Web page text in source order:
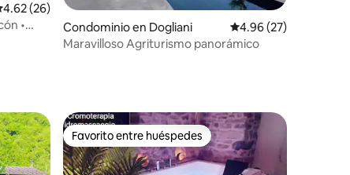
promedio: 4.62 de 5; 26 evaluaciones
4.62 (26)
•
Condominio en Dogliani Calificación
4.96 (27)
Maravilloso Agriturismo panorámico
Favorito entre huéspedes
Favorito entre huéspedes